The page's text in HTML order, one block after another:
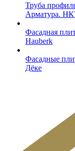
Труба
Арматура.
Фасадная
Hauberk
Фасадные
Дёке